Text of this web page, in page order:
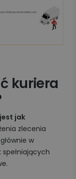
kuriera
jest jak
zlecenia
w